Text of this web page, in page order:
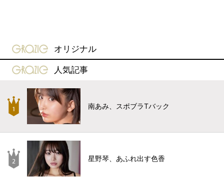
gravure-grazie
オリジナル
gravure-grazie
人気記事
南あみ、スポブラTバック
星野琴、あふれ出す色香